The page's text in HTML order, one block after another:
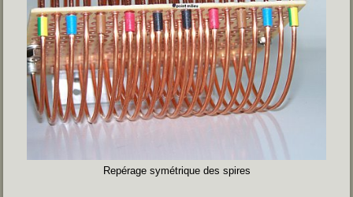
Repérage symétrique des spires